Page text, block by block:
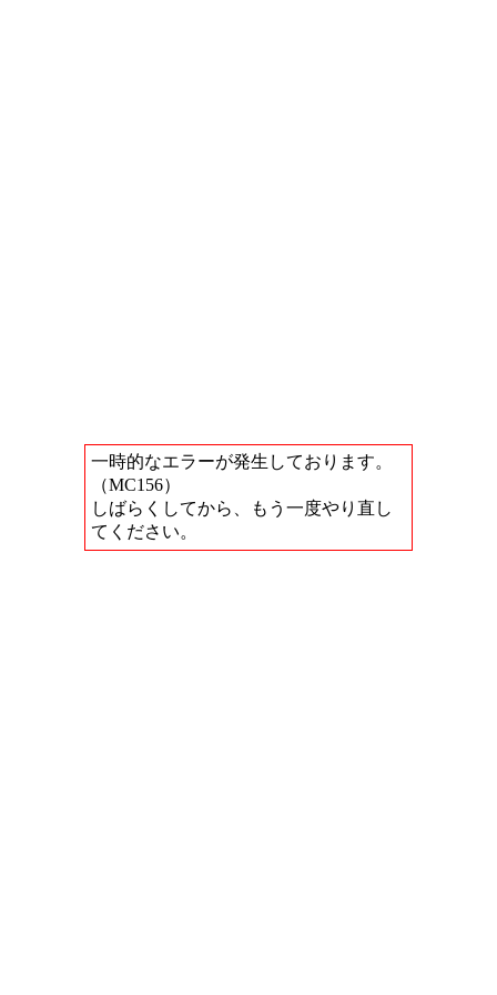
一時的なエラーが発生しております。
（MC156）
しばらくしてから、もう一度やり直し
てください。